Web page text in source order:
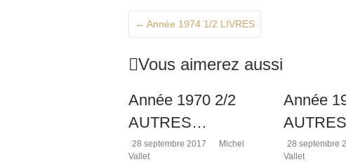
sur
de
le-
l'histoire
l'abbé
← Année 1974 1/2 LIVRES
Vous aimerez aussi
Année 1970 2/2
AUTRES…
28 septembre 2017
Michel
Vallet
Année
28 septembre
Vallet